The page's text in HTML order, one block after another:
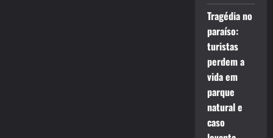
Tragédia no
paraíso:
turistas
perdem a
vida em
parque
natural e
caso